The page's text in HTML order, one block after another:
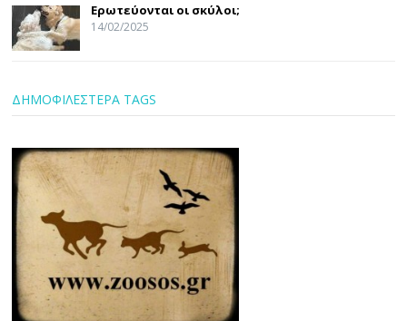
Ερωτεύονται οι σκύλοι;
14/02/2025
ΔΗΜΟΦΙΛΕΣΤΕΡΑ TAGS